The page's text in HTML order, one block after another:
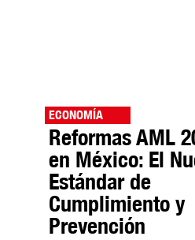
ECONOMÍA
Reformas AML
en México: El
Estándar de
Cumplimiento y
Prevención